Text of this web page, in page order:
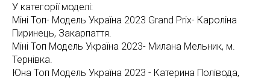
У категорії моделі:
Міні Топ- Модель Україна 2023 Grand Prix- Кароліна
Пиринець, Закарпаття.
Міні Топ Модель Україна 2023- Милана Мельник, м.
Тернівка.
Юна Топ Модель Україна 2023 - Катерина Полівода,